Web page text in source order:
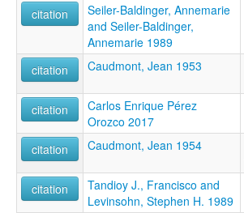
citation
Seiler-Baldinger, Annemarie
and Seiler-Baldinger,
Annemarie 1989
citation Caudmont, Jean 1953
citation
Carlos Enrique Pérez
Orozco 2017
citation Caudmont, Jean 1954
citation
Tandioy J., Francisco and
Levinsohn, Stephen H. 1989